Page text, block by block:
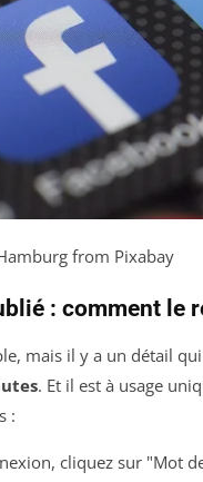
from Pixabay
: comment le
mais il y a un détail
. Et il est à usage
:
cliquez sur "Mot